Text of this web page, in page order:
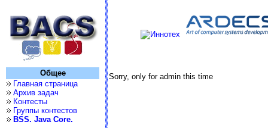
Общее
Главная страница
Архив задач
Контесты
Группы контестов
BSS. Java Core.
Sorry, only for admin this time